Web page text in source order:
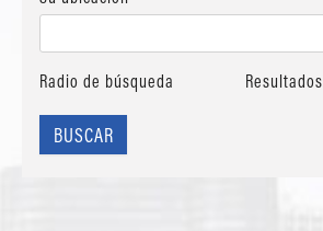
Radio de búsqueda Resultados